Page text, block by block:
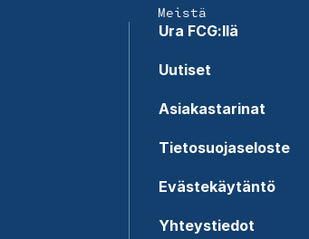
Meistä
Ura FCG:llä
Uutiset
Asiakastarinat
Tietosuojaseloste
Evästekäytäntö
Yhteystiedot